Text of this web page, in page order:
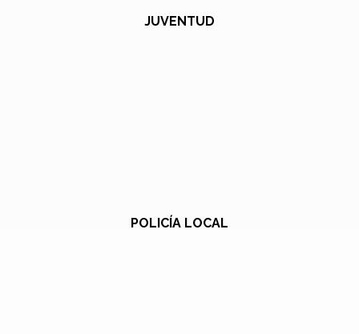
JUVENTUD
POLICÍA LOCAL